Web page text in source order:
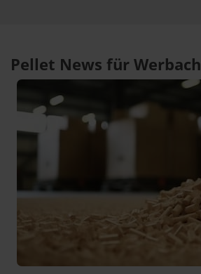
Pellet News für Werbach